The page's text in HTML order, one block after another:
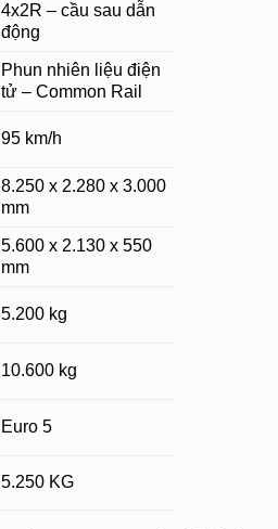
4x2R – cầu sau dẫn
động
Phun nhiên liệu điện
tử – Common Rail
95 km/h
8.250 x 2.280 x 3.000
mm
5.600 x 2.130 x 550
mm
5.200 kg
10.600 kg
Euro 5
5.250 KG